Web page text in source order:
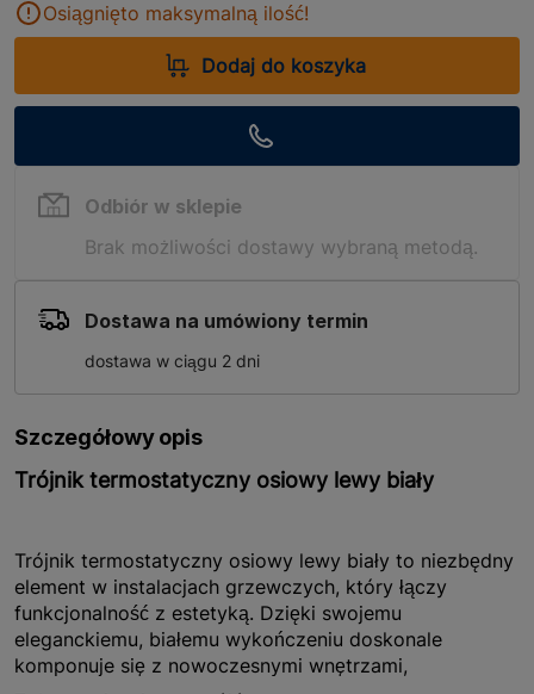
Osiągnięto maksymalną ilość!
Dodaj do koszyka
Odbiór w sklepie
Brak możliwości dostawy wybraną metodą.
Dostawa na umówiony termin
dostawa w ciągu 2 dni
Szczegółowy opis
Trójnik termostatyczny osiowy lewy biały
Trójnik termostatyczny osiowy lewy biały to niezbędny
element w instalacjach grzewczych, który łączy
funkcjonalność z estetyką. Dzięki swojemu
eleganckiemu, białemu wykończeniu doskonale
komponuje się z nowoczesnymi wnętrzami,